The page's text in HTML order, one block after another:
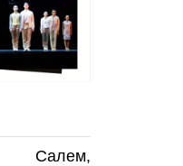
Салем,